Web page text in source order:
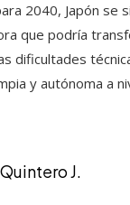
2040, Japón se
que podría
dificultades
y autónoma a
J.